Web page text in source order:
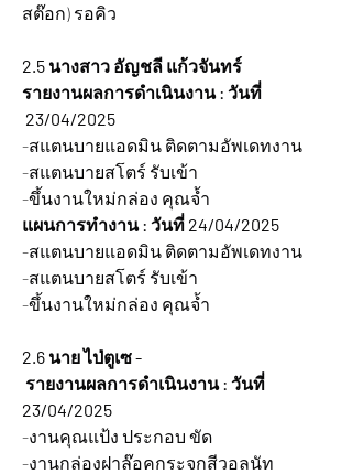
สต๊อก) รอคิว
2.5 นางสาว อัญชลี แก้วจันทร์
รายงานผลการดำเนินงาน : วันที่
23/04/2025
-สแตนบายแอดมิน ติดตามอัพเดทงาน
-สแตนบายสโตร์ รับเข้า
-ขึ้นงานใหม่กล่อง คุณจ้ำ
แผนการทำงาน : วันที่ 24/04/2025
-สแตนบายแอดมิน ติดตามอัพเดทงาน
-สแตนบายสโตร์ รับเข้า
-ขึ้นงานใหม่กล่อง คุณจ้ำ
2.6 นาย ไป่ตูเซ -
รายงานผลการดำเนินงาน : วันที่
23/04/2025
-งานคุณแป้ง ประกอบ ขัด
-งานกล่องฝาล๊อคกระจกสีวอลนัท